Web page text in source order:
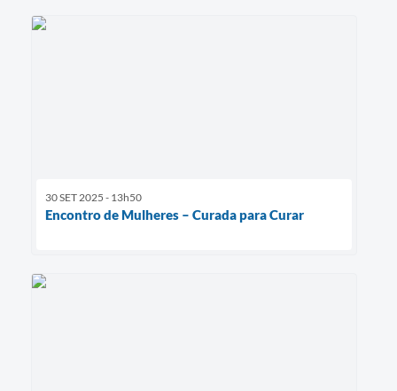
30 SET 2025 - 13h50
Encontro de Mulheres – Curada para Curar